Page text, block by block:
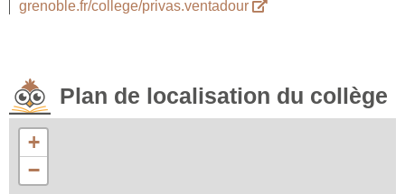
grenoble.fr/college/privas.ventadour
Plan de localisation du collège
+
−